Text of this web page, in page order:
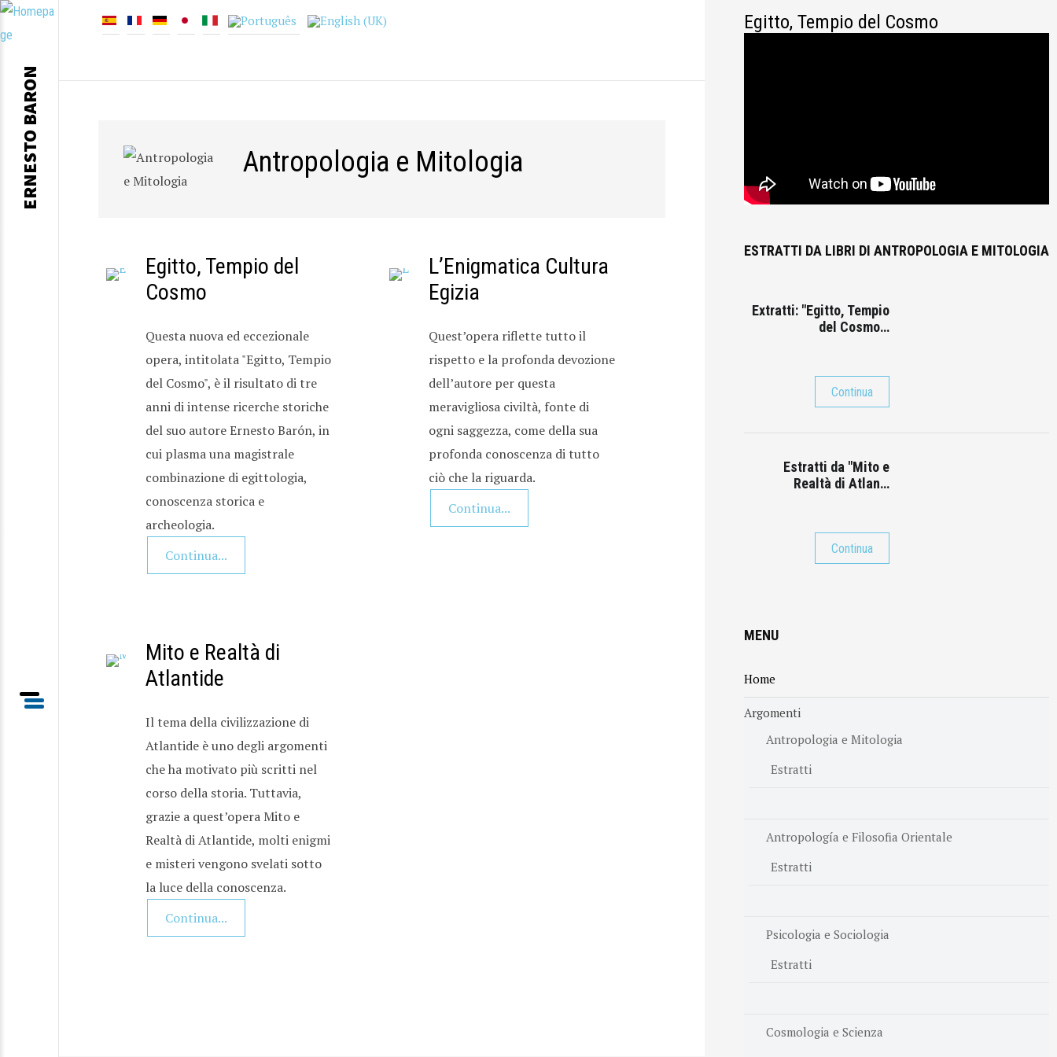
Antropologia e Mitologia
Egitto, Tempio del
Cosmo
Questa nuova ed eccezionale
opera, intitolata "Egitto, Tempio
del Cosmo", è il risultato di tre
anni di intense ricerche storiche
del suo autore Ernesto Barón, in
cui plasma una magistrale
combinazione di egittologia,
conoscenza storica e
archeologia.
Continua...
L’Enigmatica Cultura
Egizia
Quest’opera riflette tutto il
rispetto e la profonda devozione
dell’autore per questa
meravigliosa civiltà, fonte di
ogni saggezza, come della sua
profonda conoscenza di tutto
ciò che la riguarda.
Continua...
Mito e Realtà di
Atlantide
Il tema della civilizzazione di
Atlantide è uno degli argomenti
che ha motivato più scritti nel
corso della storia. Tuttavia,
grazie a quest’opera Mito e
Realtà di Atlantide, molti enigmi
e misteri vengono svelati sotto
la luce della conoscenza.
Continua...
Egitto, Tempio del Cosmo
ESTRATTI DA LIBRI DI ANTROPOLOGIA E MITOLOGIA
Extratti: "Egitto, Tempio
del Cosmo…
Continua
Estratti da "Mito e
Realtà di Atlan…
Continua
MENU
Home
Argomenti
Antropologia e Mitologia
Estratti
Antropología e Filosofia Orientale
Estratti
Psicologia e Sociologia
Estratti
Cosmologia e Scienza
ERNESTO BARON